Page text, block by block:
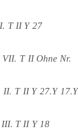
1 = I. T
VII. T II
T II Y
= III. T